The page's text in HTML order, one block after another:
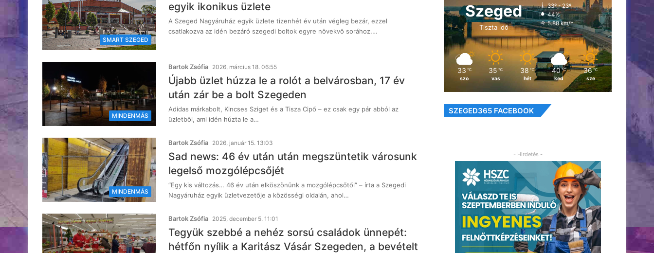
SMART SZEGED
egyik ikonikus üzlete
A Szeged Nagyáruház egyik üzlete tizenhét év után végleg bezár, ezzel
csatlakozva az idén bezáró szegedi boltok egyre növekvő sorához.…
MINDENMÁS
Bartok Zsófia 2026, március 18. 06:55
Újabb üzlet húzza le a rolót a belvárosban, 17 év
után zár be a bolt Szegeden
Adidas márkabolt, Kincses Sziget és a Tisza Cipő – ez csak egy pár abból az
üzletből, ami idén húzta le a…
MINDENMÁS
Bartok Zsófia 2026, január 15. 13:03
Sad news: 46 év után után megszüntetik városunk
legelső mozgólépcsőjét
“Egy kis változás… 46 év után elköszönünk a mozgólépcsőtől” – írta a Szegedi
Nagyáruház egyik üzletvezetője a közösségi oldalán, ahol…
Bartok Zsófia 2025, december 5. 11:01
Tegyük szebbé a nehéz sorsú családok ünnepét:
hétfőn nyílik a Karitász Vásár Szegeden, a bevételt
Szeged
Tiszta idő
33º - 23º
44%
5.88 km/h
33 ℃
szo
35 ℃
vas
38 ℃
hét
40 ℃
ked
36 ℃
sze
SZEGED365 FACEBOOK
- Hirdetés -